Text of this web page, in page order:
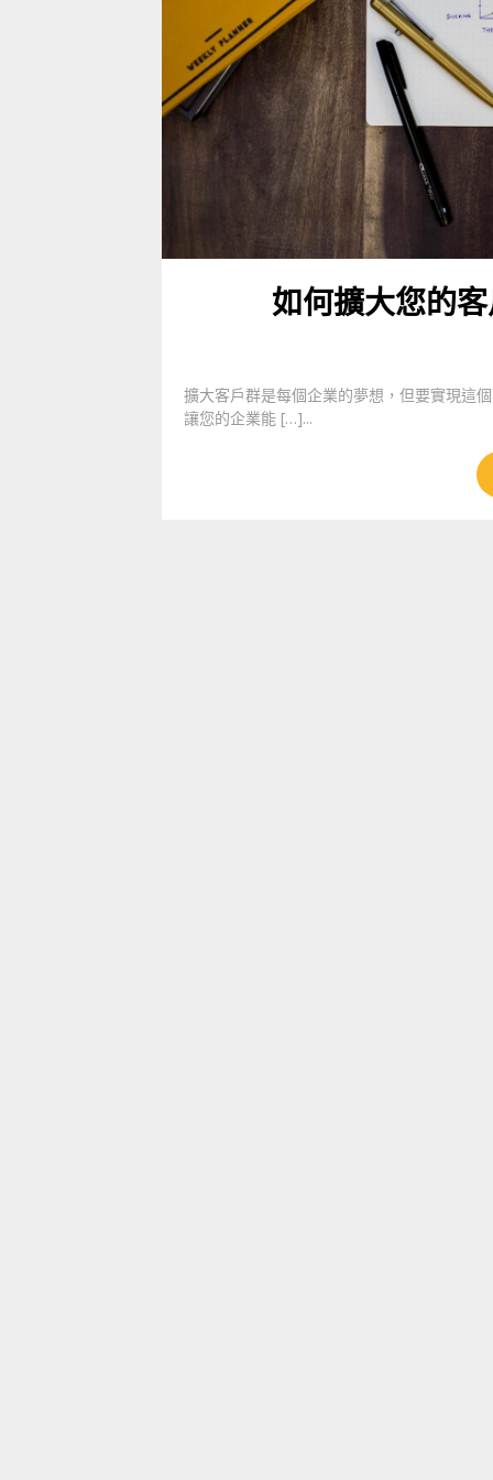
如何擴大您的
擴大客戶群是每個企業的夢想，但要實現這
讓您的企業能 […]...